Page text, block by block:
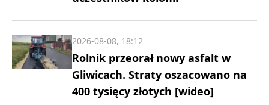
Rolnik przeorał nowy asfalt w
Gliwicach. Straty oszacowano na
400 tysięcy złotych [wideo]
2026-08-08, 18:12